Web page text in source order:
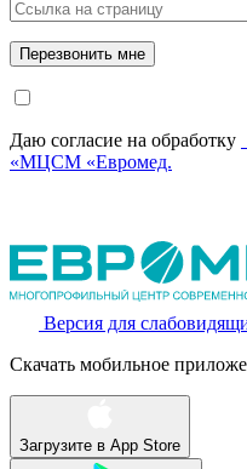
Даю согласие на обработку
«МЦСМ «Евромед.
Версия для
Скачать мобильное
Загрузите в App Store